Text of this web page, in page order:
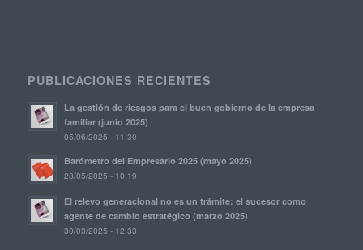
PUBLICACIONES RECIENTES
La gestión de riesgos para el buen gobierno de la empresa
familiar (junio 2025)
05/06/2025 - 11:30
Barómetro del Empresario 2025 (mayo 2025)
28/05/2025 - 10:19
El relevo generacional no es un trámite: el sucesor como
agente de cambio estratégico (marzo 2025)
30/03/2025 - 12:33